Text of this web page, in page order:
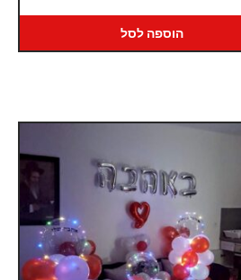
הוספה לסל